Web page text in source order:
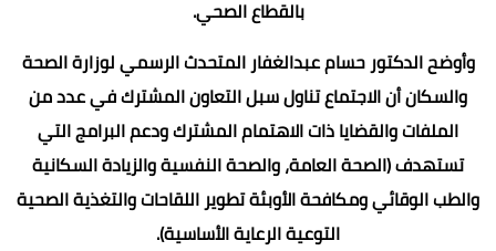
بالقطاع الصحي.
وأوضح الدكتور حسام عبدالغفار المتحدث الرسمي لوزارة الصحة
والسكان أن الاجتماع تناول سبل التعاون المشترك في عدد من
الملفات والقضايا ذات الاهتمام المشترك ودعم البرامج التي
تستهدف (الصحة العامة، والصحة النفسية والزيادة السكانية
والطب الوقائي ومكافحة الأوبئة تطوير اللقاحات والتغذية الصحية
التوعية الرعاية الأساسية).